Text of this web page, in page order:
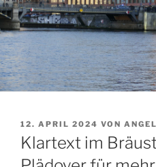
VERÖFFENTLICHT
AM
12. APRIL 2024 VON
Klartext im